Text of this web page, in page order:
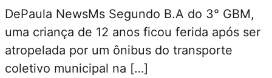
DePaula NewsMs Segundo B.A do 3° GBM,
uma criança de 12 anos ficou ferida após ser
atropelada por um ônibus do transporte
coletivo municipal na […]